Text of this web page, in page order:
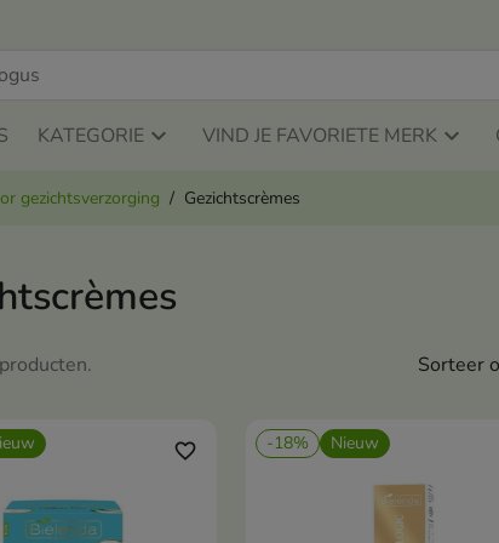
KATEGORIE VIND JE FAVORIETE MERK
gezichtsverzorging Gezichtscrèmes
Sorteer
favorite_border -18% Nieuw